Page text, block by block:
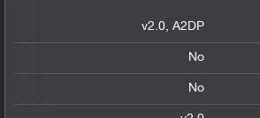
v2.0, A2DP
No
No